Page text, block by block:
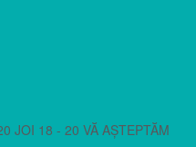
JOI 18 - 20 VĂ AȘTEPTĂM